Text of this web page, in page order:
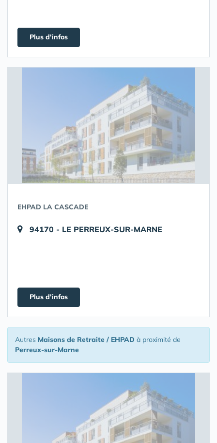
Plus d'infos
EHPAD LA CASCADE
94170 - LE PERREUX-SUR-MARNE
Plus d'infos
Autres Maisons de Retraite / EHPAD à proximité de
Perreux-sur-Marne